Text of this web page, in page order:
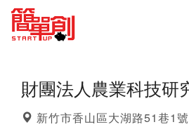
新竹市香山區大湖路51巷1號